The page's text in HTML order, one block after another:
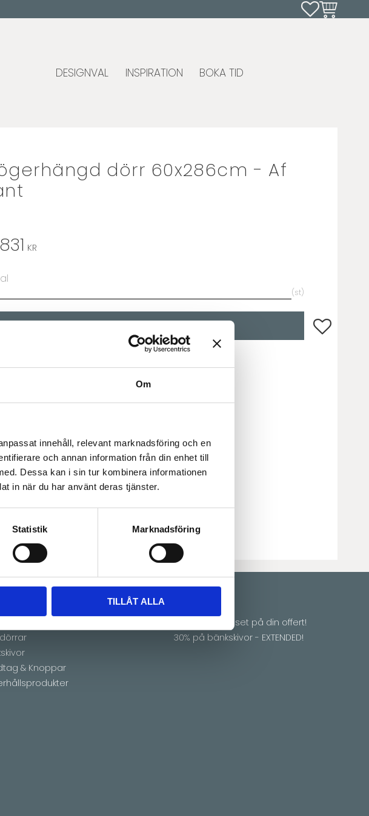
Om
innehåll, relevant marknadsföring och en
och annan information från din enhet till
Dessa kan i sin tur kombinera informationen
in när du har använt deras tjänster.
Statistik Marknadsföring
TILLÅT ALLA
Favoriter
Kundvagn
DESIGNVAL INSPIRATION BOKA TID
dörr 60x286cm - Af
KR
st
Lägg till i
& Knoppar
Vi matchar priset på din offert!
30% på bänkskivor - EXTENDED!